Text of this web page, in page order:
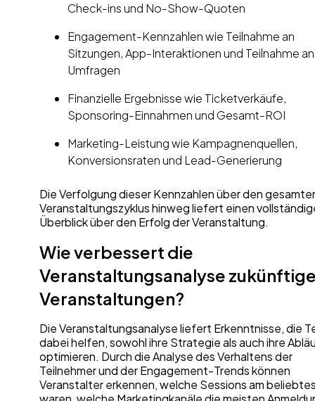
Check-ins und No-Show-Quoten
Engagement-Kennzahlen wie Teilnahme an
Sitzungen, App-Interaktionen und Teilnahme an
Umfragen
Finanzielle Ergebnisse wie Ticketverkäufe,
Sponsoring-Einnahmen und Gesamt-ROI
Marketing-Leistung wie Kampagnenquellen,
Konversionsraten und Lead-Generierung
Die Verfolgung dieser Kennzahlen über den
Veranstaltungszyklus hinweg liefert einen
Überblick über den Erfolg der Veranstaltung.
Wie verbessert die
Veranstaltungsanalyse
Veranstaltungen?
Die Veranstaltungsanalyse liefert Erkenntnisse, die
dabei helfen, sowohl ihre Strategie als auch ihre
optimieren. Durch die Analyse des Verhaltens der
Teilnehmer und der Engagement-Trends können
Veranstalter erkennen, welche Sessions am